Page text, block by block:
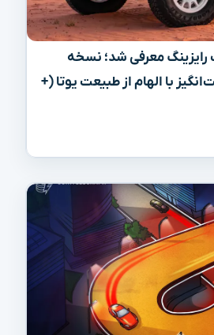
رایزینگ معرفی شد؛ نسخه
با الهام از طبیعت یوتا (+